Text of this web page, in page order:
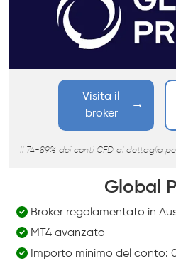
Visita il
broker
Il 74-89% dei conti CFD al dettaglio
Global
Broker regolamentato in
MT4 avanzato
Importo minimo del conto: